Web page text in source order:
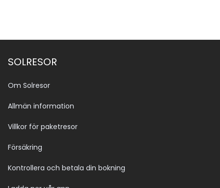
SOLRESOR
Om Solresor
Allmän information
Villkor för paketresor
Försäkring
Kontrollera och betala din bokning